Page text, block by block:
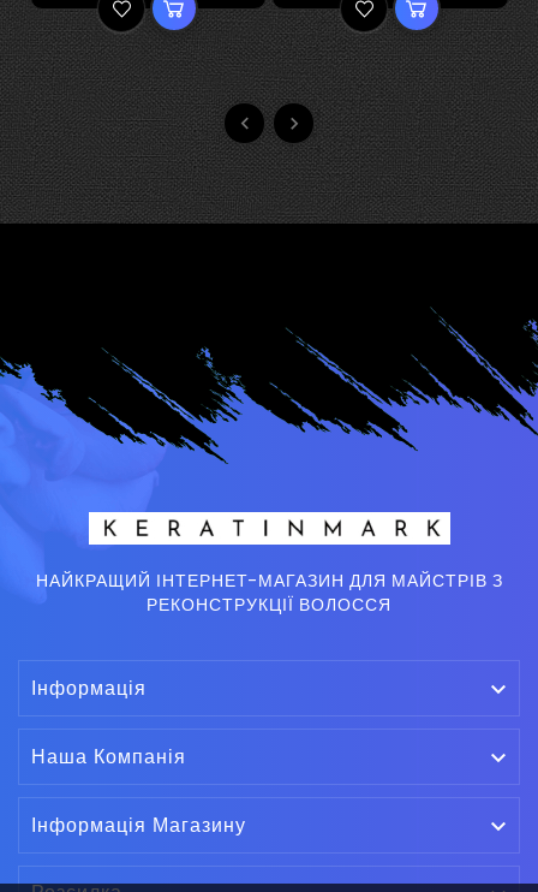
 
НАЙКРАЩИЙ ІНТЕРНЕТ-МАГАЗИН ДЛЯ МАЙСТРІВ З
РЕКОНСТРУКЦІЇ ВОЛОССЯ
Інформація 
Наша Компанія 
Інформація Магазину 